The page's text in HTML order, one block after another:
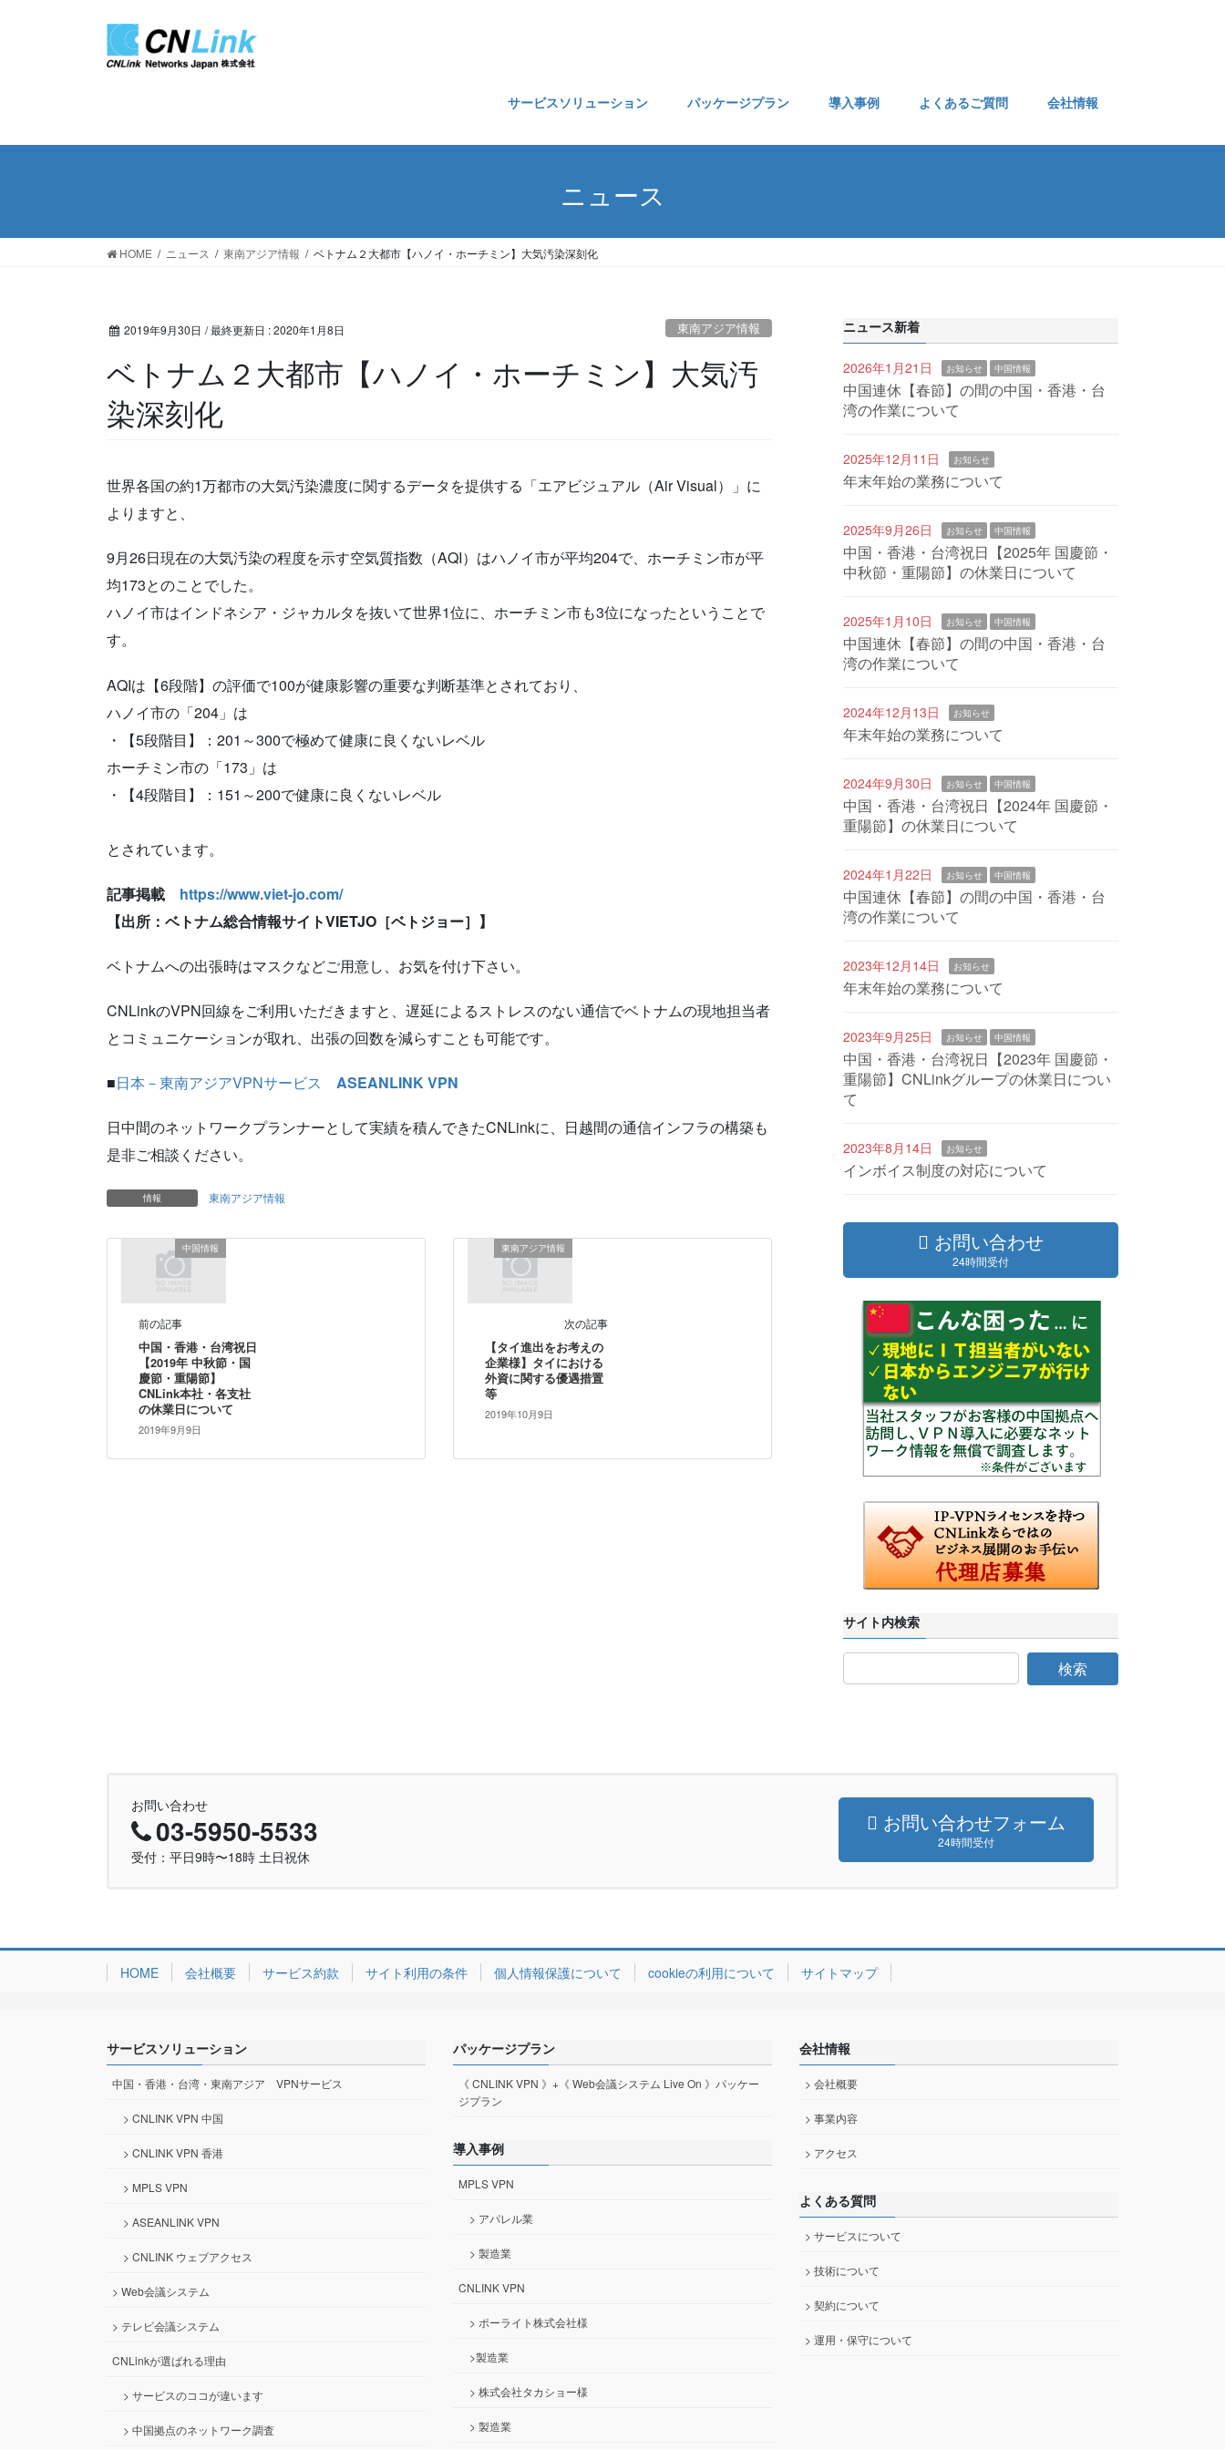
移
ン
サービスソリューション パッケージプラン 導入事例 よくあるご質問 会社情報
ニュース
HOME ニュース 東南アジア情報 ベトナム２大都市【ハノイ・ホーチミン】大気汚染深刻化
2019年9月30日 / 最終更新日 :2020年1月8日 東南アジア情報
ベトナム２大都市【ハノイ・ホーチミン】大気汚
染深刻化
世界各国の約1万都市の大気汚染濃度に関するデータを提供する「エアビジュアル（Air Visual）」に
よりますと、
9月26日現在の大気汚染の程度を示す空気質指数（AQI）はハノイ市が平均204で、ホーチミン市が平
均173とのことでした。
ハノイ市はインドネシア・ジャカルタを抜いて世界1位に、ホーチミン市も3位になったということで
す。
AQIは【6段階】の評価で100が健康影響の重要な判断基準とされており、
ハノイ市の「204」は
・【5段階目】：201～300で極めて健康に良くないレベル
ホーチミン市の「173」は
・【4段階目】：151～200で健康に良くないレベル
とされています。
記事掲載 https://www.viet-jo.com/
【出所：ベトナム総合情報サイトVIETJO［ベトジョー］】
ベトナムへの出張時はマスクなどご用意し、お気を付け下さい。
CNLinkのVPN回線をご利用いただきますと、遅延によるストレスのない通信でベトナムの現地担当者
とコミュニケーションが取れ、出張の回数を減らすことも可能です。
■日本－東南アジアVPNサービス ASEANLINK VPN
日中間のネットワークプランナーとして実績を積んできたCNLinkに、日越間の通信インフラの構築も
是非ご相談ください。
情報 東南アジア情報
中国情報
前の記事
中国・香港・台湾祝日
【2019年 中秋節・国
慶節・重陽節】
CNLink本社・各支社
の休業日について
2019年9月9日
東南アジア情報
次の記事
【タイ進出をお考えの
企業様】タイにおける
外資に関する優遇措置
等
2019年10月9日
ニュース新着
2026年1月21日 お知らせ 中国情報
中国連休【春節】の間の中国・香港・台
湾の作業について
2025年12月11日 お知らせ
年末年始の業務について
2025年9月26日 お知らせ 中国情報
中国・香港・台湾祝日【2025年 国慶節・
中秋節・重陽節】の休業日について
2025年1月10日 お知らせ 中国情報
中国連休【春節】の間の中国・香港・台
湾の作業について
2024年12月13日 お知らせ
年末年始の業務について
2024年9月30日 お知らせ 中国情報
中国・香港・台湾祝日【2024年 国慶節・
重陽節】の休業日について
2024年1月22日 お知らせ 中国情報
中国連休【春節】の間の中国・香港・台
湾の作業について
2023年12月14日 お知らせ
年末年始の業務について
2023年9月25日 お知らせ 中国情報
中国・香港・台湾祝日【2023年 国慶節・
重陽節】CNLinkグループの休業日につい
て
2023年8月14日 お知らせ
インボイス制度の対応について
お問い合わせ
24時間受付
サイト内検索
お問い合わせ
03-5950-5533
受付：平日9時〜18時 土日祝休
お問い合わせフォーム
24時間受付
HOME 会社概要 サービス約款 サイト利用の条件 個人情報保護について cookieの利用について サイトマップ
サービスソリューション
中国・香港・台湾・東南アジア VPNサービス
> CNLINK VPN 中国
> CNLINK VPN 香港
> MPLS VPN
> ASEANLINK VPN
> CNLINK ウェブアクセス
> Web会議システム
> テレビ会議システム
CNLinkが選ばれる理由
> サービスのココが違います
> 中国拠点のネットワーク調査
パッケージプラン
《 CNLINK VPN 》+《 Web会議システム Live On 》パッケー
ジプラン
導入事例
MPLS VPN
> アパレル業
> 製造業
CNLINK VPN
> ポーライト株式会社様
>製造業
> 株式会社タカショー様
> 製造業
会社情報
> 会社概要
> 事業内容
> アクセス
よくある質問
> サービスについて
> 技術について
> 契約について
> 運用・保守について